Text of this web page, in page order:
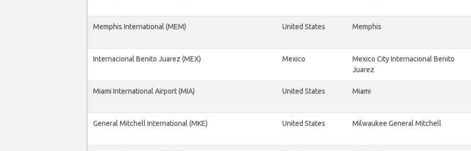
Memphis International (MEM) United States Memphis
Internacional Benito Juarez (MEX) Mexico
Mexico City Internacional Benito
Juarez
Miami International Airport (MIA) United States Miami
General Mitchell International (MKE) United States Milwaukee General Mitchell